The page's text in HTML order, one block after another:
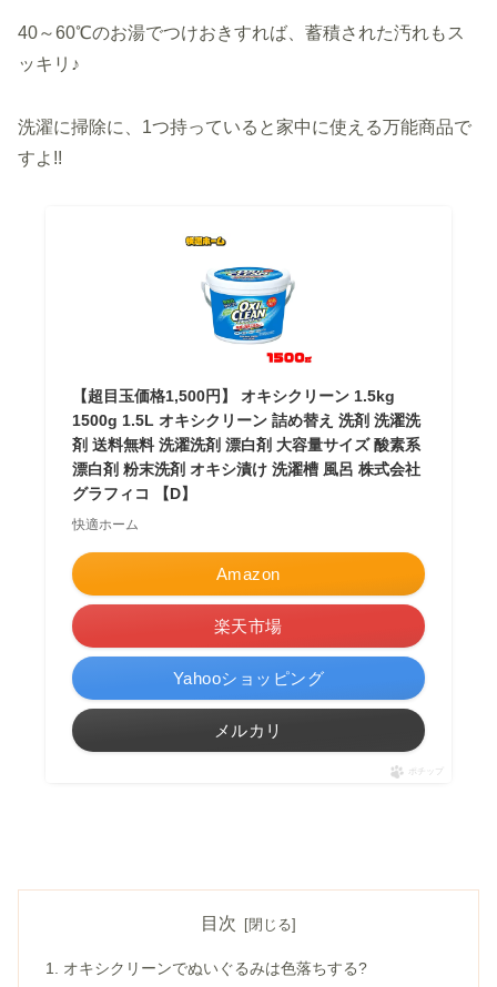
40～60℃のお湯でつけおきすれば、蓄積された汚れもス
ッキリ♪
洗濯に掃除に、1つ持っていると家中に使える万能商品で
すよ!!
【超目玉価格1,500円】 オキシクリーン 1.5kg
1500g 1.5L オキシクリーン 詰め替え 洗剤 洗濯洗
剤 送料無料 洗濯洗剤 漂白剤 大容量サイズ 酸素系
漂白剤 粉末洗剤 オキシ漬け 洗濯槽 風呂 株式会社
グラフィコ 【D】
快適ホーム
Amazon
楽天市場
Yahooショッピング
メルカリ
ポチップ
目次
オキシクリーンでぬいぐるみは色落ちする?